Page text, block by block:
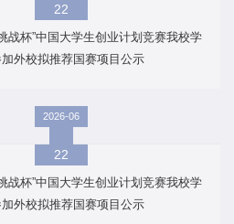
22
战杯”中国大学生创业计划竞赛我校学
外校拟推荐国赛项目公示
2026-06
22
战杯”中国大学生创业计划竞赛我校学
外校拟推荐国赛项目公示